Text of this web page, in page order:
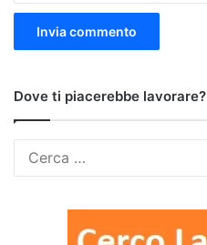
Dove ti piacerebbe lavorare?